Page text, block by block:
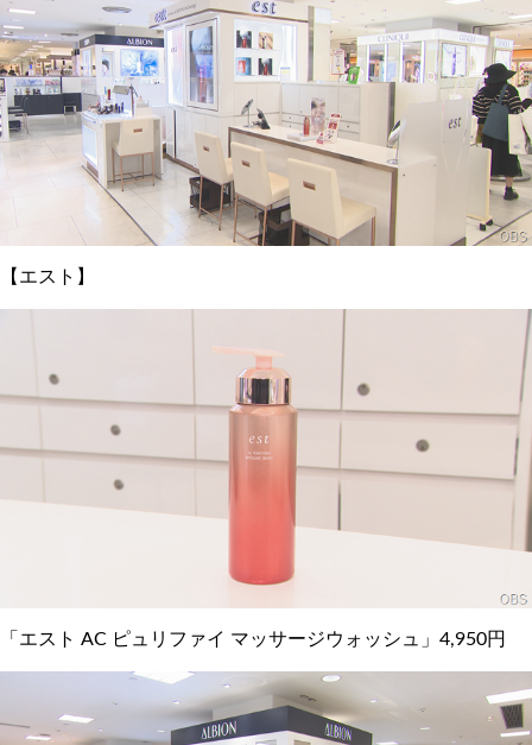
【エスト】
「エスト AC ピュリファイ マッサージウォッシュ」4,950円